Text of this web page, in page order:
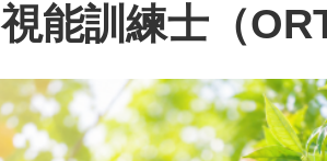
視能訓練士（